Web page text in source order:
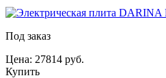
Под заказ
Цена: 27814 руб.
Купить